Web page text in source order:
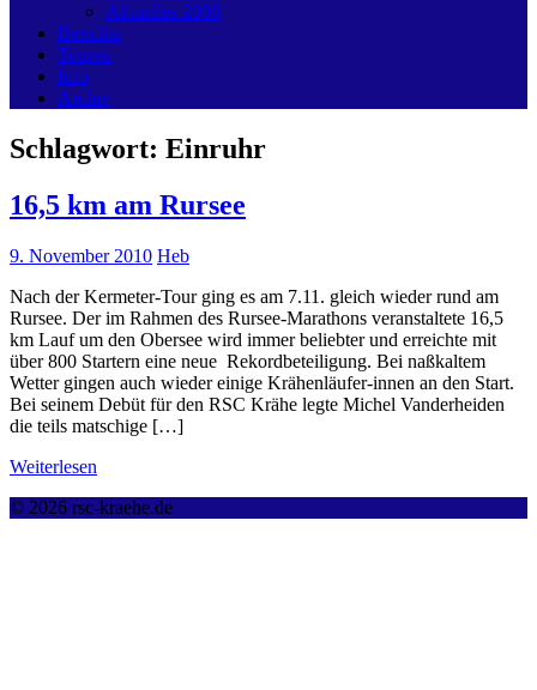
Aktuelles 2008
Berichte
Touren
Info
Archiv
Schlagwort: Einruhr
16,5 km am Rursee
9. November 2010 Heb
Nach der Kermeter-Tour ging es am 7.11. gleich wieder rund am
Rursee. Der im Rahmen des Rursee-Marathons veranstaltete 16,5
km Lauf um den Obersee wird immer beliebter und erreichte mit
über 800 Startern eine neue Rekordbeteiligung. Bei naßkaltem
Wetter gingen auch wieder einige Krähenläufer-innen an den Start.
Bei seinem Debüt für den RSC Krähe legte Michel Vanderheiden
die teils matschige […]
Weiterlesen
© 2026 rsc-kraehe.de